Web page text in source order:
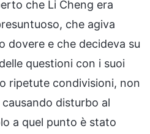
che Li Cheng era
che agiva
dovere e che decideva su
questioni con i suoi
ripetute condivisioni, non
disturbo al
a quel punto è stato